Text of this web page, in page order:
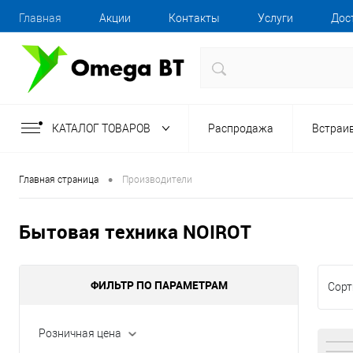
Главная Акции Контакты Услуги
КАТАЛОГ ТОВАРОВ Распродажа
Главная страница • Производители
Бытовая техника NOIROT
ФИЛЬТР ПО ПАРАМЕТРАМ
Розничная цена